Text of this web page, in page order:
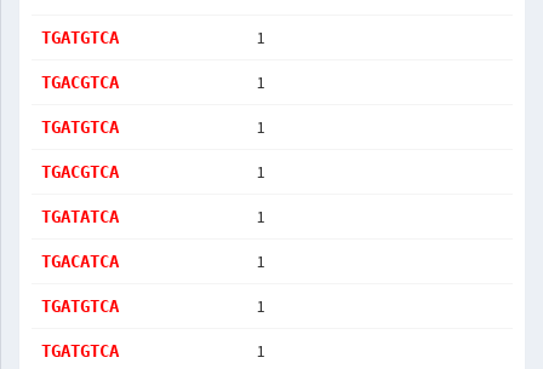
TGATGTCA 1
TGACGTCA 1
TGATGTCA 1
TGACGTCA 1
TGATATCA 1
TGACATCA 1
TGATGTCA 1
TGATGTCA 1